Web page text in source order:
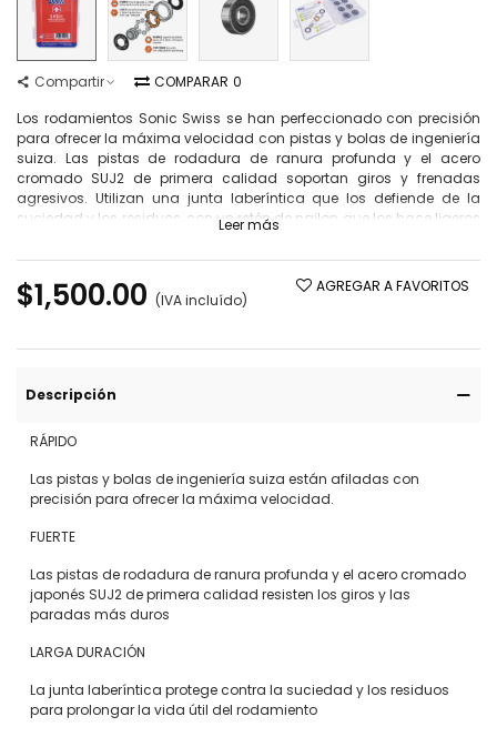
Compartir COMPARAR 0
Los rodamientos Sonic Swiss se han perfeccionado con precisión
para ofrecer la máxima velocidad con pistas y bolas de ingeniería
suiza. Las pistas de rodadura de ranura profunda y el acero
cromado SUJ2 de primera calidad soportan giros y frenadas
agresivos. Utilizan una junta laberíntica que los defiende de la
suciedad y los residuos, con un retén de nailon que los hace ligeros
Super Gel.
Leer más
$1,500.00 (IVA incluído)
AGREGAR A FAVORITOS
Descripción
RÁPIDO
Las pistas y bolas de ingeniería suiza están afiladas con
precisión para ofrecer la máxima velocidad.
FUERTE
Las pistas de rodadura de ranura profunda y el acero cromado
japonés SUJ2 de primera calidad resisten los giros y las
paradas más duros
LARGA DURACIÓN
La junta laberíntica protege contra la suciedad y los residuos
para prolongar la vida útil del rodamiento